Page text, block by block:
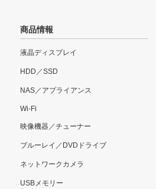
商品情報
液晶ディスプレイ
HDD／SSD
NAS／アプライアンス
Wi-Fi
映像機器／チューナー
ブルーレイ／DVDドライブ
ネットワークカメラ
USBメモリー